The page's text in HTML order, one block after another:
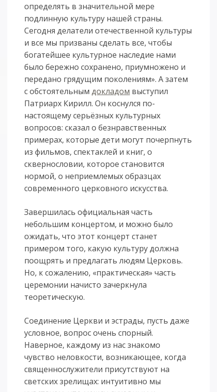
определять в значительной мере
подлинную культуру нашей страны.
Сегодня делатели отечественной культуры
и все мы призваны сделать все, чтобы
богатейшее культурное наследие нами
было бережно сохранено, приумножено и
передано грядущим поколениям». А затем
с обстоятельнымдокладом выступил
Патриарх Кирилл. Он коснулся по-
настоящему серьёзных культурных
вопросов: сказал о безнравственных
примерах, которые дети могут почерпнуть
из фильмов, спектаклей и книг, о
сквернословии, которое становится
нормой, о неприемлемых образцах
современного церковного искусства.
Завершилась официальная часть
небольшим концертом, и можно было
ожидать, что этот концерт станет
примером того, какую культуру должна
поощрять и предлагать людям Церковь.
Но, к сожалению, «практическая» часть
церемонии начисто зачеркнула
теоретическую.
Соединение Церкви и эстрады, пусть даже
условное, вопрос очень спорный.
Наверное, каждому из нас знакомо
чувство неловкости, возникающее, когда
священнослужители присутствуют на
светских зрелищах: интуитивно мы